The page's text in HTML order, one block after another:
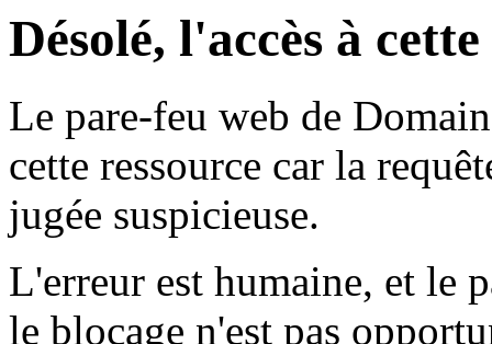
Désolé, l'accès à
Le pare-feu web de
cette ressource car la
jugée suspicieuse.
L'erreur est humaine, et le
le blocage n'est pas